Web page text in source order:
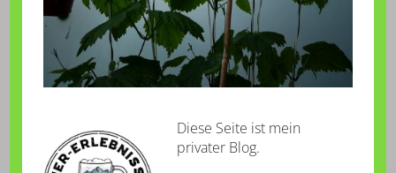
Diese Seite ist mein
privater Blog.